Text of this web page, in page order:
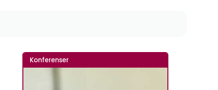
Konferenser